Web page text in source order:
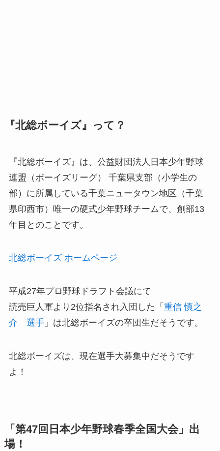
『北総ボーイズ』って？
『北総ボーイズ』は、公益財団法人日本少年野球
連盟（ボーイズリーグ） 千葉県支部（小学生の
部）に所属している千葉ニュータウン地区（千葉
県印西市）唯一の硬式少年野球チームで、創部13
年目とのことです。
北総ボーイズ ホームページ
平成27年プロ野球ドラフト会議にて
読売巨人軍より2位指名され入団した「 重信 慎之
介 選手」は北総ボーイズの卒団生だそうです。
北総ボーイズは、現在選手大募集中だそうです
よ！
「第47回日本少年野球春季全国大会」出
場！